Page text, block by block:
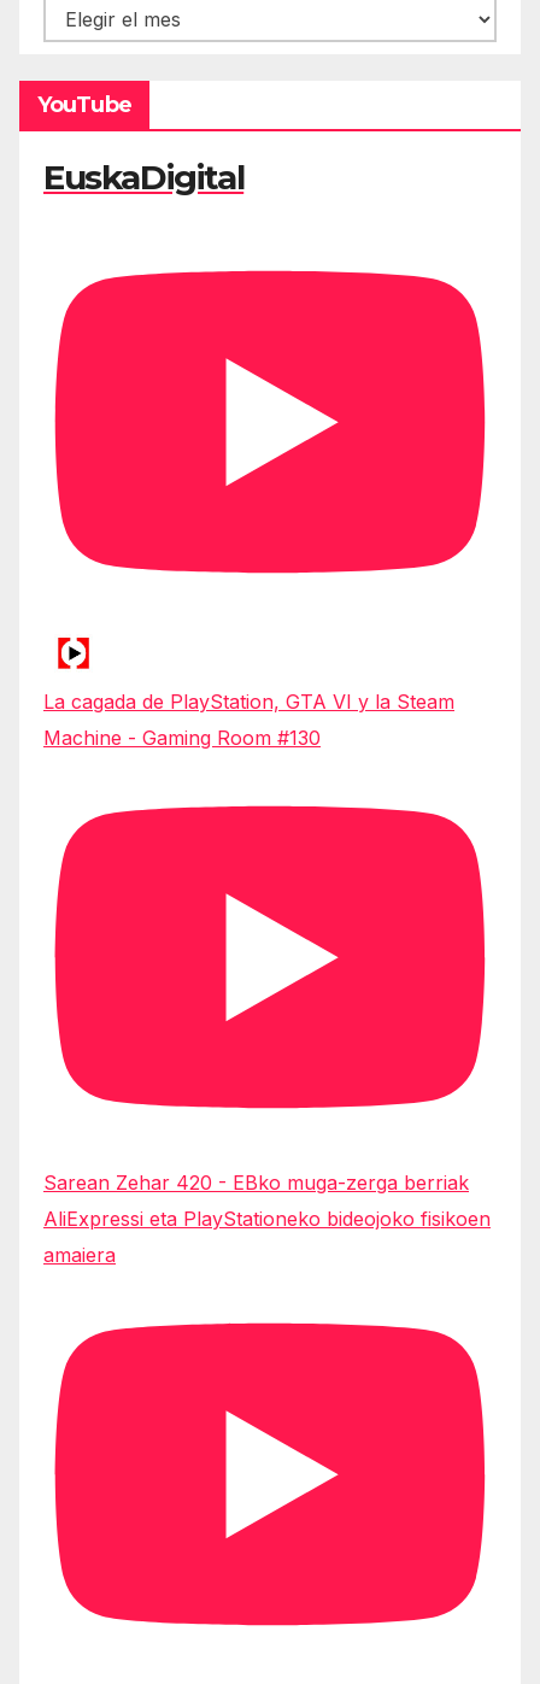
Hemeroteca
YouTube
EuskaDigital
La cagada de PlayStation, GTA VI y la Steam
Machine - Gaming Room #130
Sarean Zehar 420 - EBko muga-zerga berriak
AliExpressi eta PlayStationeko bideojoko fisikoen
amaiera